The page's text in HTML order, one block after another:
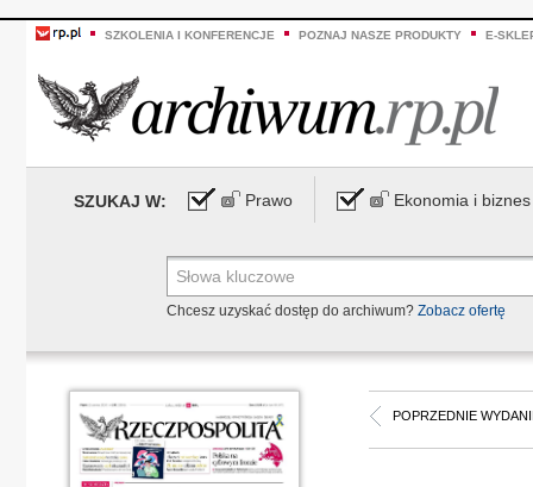
SZKOLENIA I KONFERENCJE POZNAJ NASZE PRODUKTY E-
SZUKAJ W: Prawo Ekonomia i biznes
Chcesz uzyskać dostęp do archiwum? Zobacz ofertę
POPRZEDNIE